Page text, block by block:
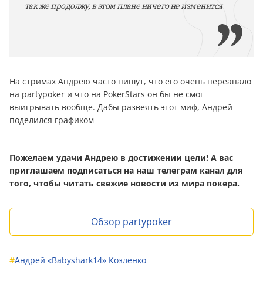
так же продолжу, в этом плане ничего не изменится
На стримах Андрею часто пишут, что его очень переапало
на partypoker и что на PokerStars он бы не смог
выигрывать вообще. Дабы развеять этот миф, Андрей
поделился графиком
Пожелаем удачи Андрею в достижении цели! А вас
приглашаем подписаться на наш телеграм канал для
того, чтобы читать свежие новости из мира покера.
Обзор partypoker
#Андрей «Babyshark14» Козленко